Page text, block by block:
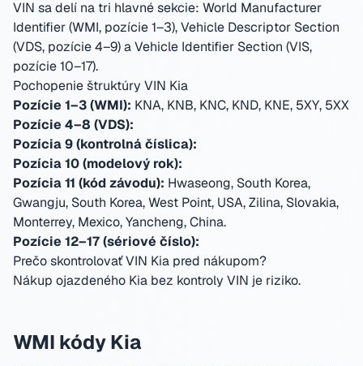
VIN sa delí na tri hlavné sekcie: World Manufacturer
Identifier (WMI, pozície 1–3), Vehicle Descriptor Section
(VDS, pozície 4–9) a Vehicle Identifier Section (VIS,
pozície 10–17).
Pochopenie štruktúry VIN Kia
Pozície 1–3 (WMI): KNA, KNB, KNC, KND, KNE, 5XY, 5XX
Pozície 4–8 (VDS):
Pozícia 9 (kontrolná číslica):
Pozícia 10 (modelový rok):
Pozícia 11 (kód závodu): Hwaseong, South Korea,
Gwangju, South Korea, West Point, USA, Zilina, Slovakia,
Monterrey, Mexico, Yancheng, China.
Pozície 12–17 (sériové číslo):
Prečo skontrolovať VIN Kia pred nákupom?
Nákup ojazdeného Kia bez kontroly VIN je riziko.
WMI kódy Kia